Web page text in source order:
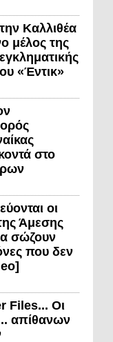
Καλλιθέα
μέλος της
«Έντικ»
στο
οι
Άμεσης
σώζουν
που δεν
Files... Οι
απίθανων